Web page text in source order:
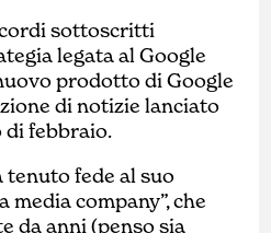
sottoscritti
legata al Google
prodotto di Google
di notizie lanciato
di febbraio.
tenuto fede al suo
media company”, che
da anni (penso sia